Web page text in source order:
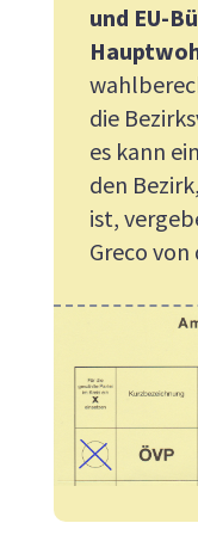
und EU-
die
es kann
den
ist,
Greco von